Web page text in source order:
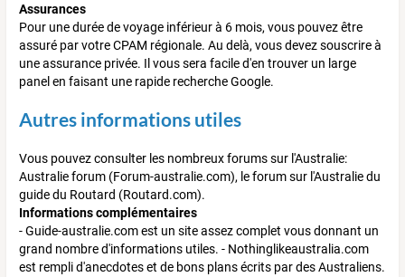
Assurances
Pour une durée de voyage inférieur à 6 mois, vous pouvez être
assuré par votre CPAM régionale. Au delà, vous devez souscrire à
une assurance privée. Il vous sera facile d'en trouver un large
panel en faisant une rapide recherche Google.
Autres informations utiles
Vous pouvez consulter les nombreux forums sur l'Australie:
Australie forum (Forum-australie.com), le forum sur l'Australie du
guide du Routard (Routard.com).
Informations complémentaires
- Guide-australie.com est un site assez complet vous donnant un
grand nombre d'informations utiles. - Nothinglikeaustralia.com
est rempli d'anecdotes et de bons plans écrits par des Australiens.